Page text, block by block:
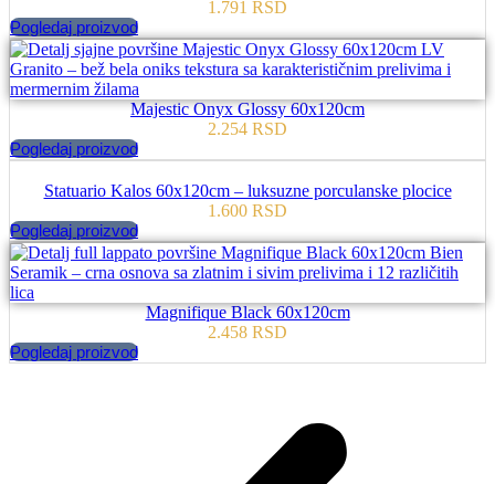
1.791 RSD
Pogledaj proizvod
Majestic Onyx Glossy 60x120cm
2.254 RSD
Pogledaj proizvod
Statuario Kalos 60x120cm – luksuzne porculanske plocice
1.600 RSD
Pogledaj proizvod
Magnifique Black 60x120cm
2.458 RSD
Pogledaj proizvod